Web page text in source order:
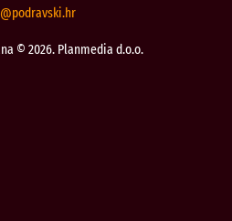
rh.iksvardop
© 2026. Planmedia d.o.o.